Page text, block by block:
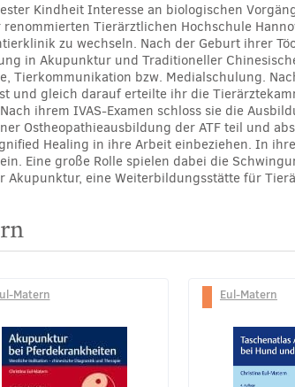
Kindheit Interesse an biologischen
Tierärztlichen Hochschule
zu wechseln. Nach der Geburt ihrer
in Akupunktur und Traditioneller
Tierkommunikation bzw. Medialschulung.
und gleich darauf erteilte ihr die
ihrem IVAS-Examen schloss sie die
Ostheopathieausbildung der ATF teil und
Healing in ihre Arbeit einbeziehen. In
Eine große Rolle spielen dabei die
Akupunktur, eine Weiterbildungsstätte für
Matern Eul-Matern